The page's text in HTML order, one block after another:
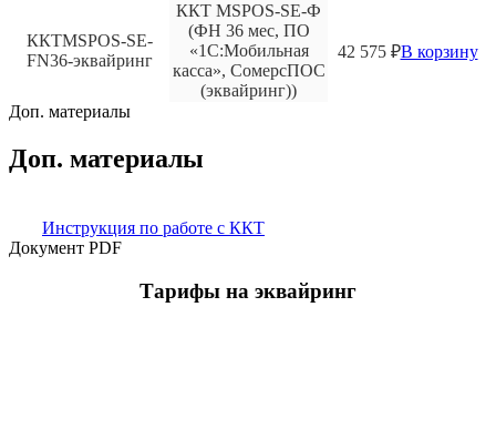
ККТMSPOS-SE-
FN36-эквайринг
ККТ MSPOS-SЕ-Ф
(ФН 36 мес, ПО
«1С:Мобильная
касса», СомерсПОС
(эквайринг))
42 575 ₽В корзину
Доп. материалы
Доп. материалы
Инструкция по работе с ККТ
Документ PDF
Тарифы на эквайринг